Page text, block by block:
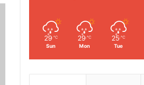
29 ℃
Sun
29 ℃
Mon
25 ℃
Tue